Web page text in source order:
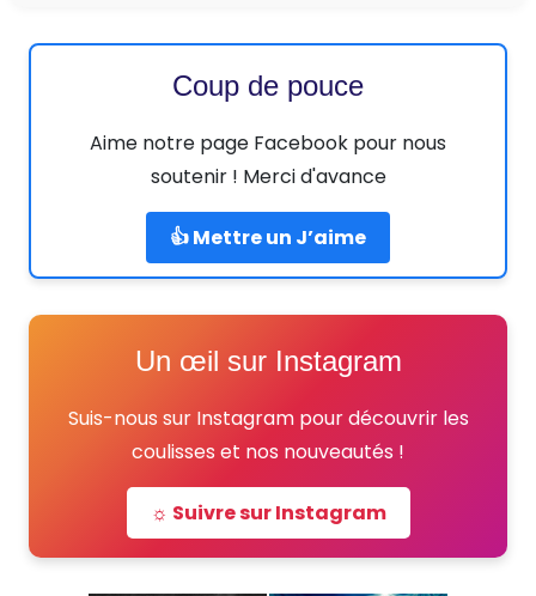
Coup de pouce
Aime notre page Facebook pour nous
soutenir ! Merci d'avance
👍 Mettre un J’aime
Un œil sur Instagram
Suis-nous sur Instagram pour découvrir les
coulisses et nos nouveautés !
☼ Suivre sur Instagram